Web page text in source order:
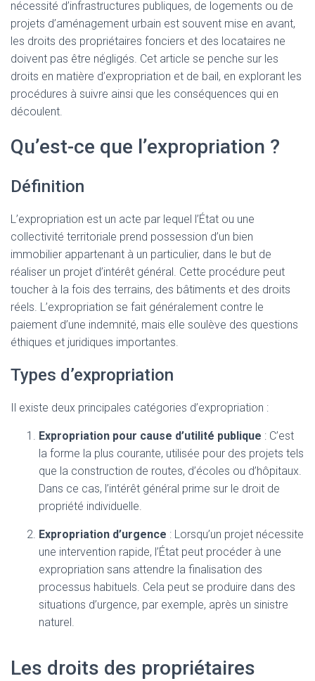
nécessité d’infrastructures publiques, de logements ou de
projets d’aménagement urbain est souvent mise en avant,
les droits des propriétaires fonciers et des locataires ne
doivent pas être négligés. Cet article se penche sur les
droits en matière d’expropriation et de bail, en explorant les
procédures à suivre ainsi que les conséquences qui en
découlent.
Qu’est-ce que l’expropriation ?
Définition
L’expropriation est un acte par lequel l’État ou une
collectivité territoriale prend possession d’un bien
immobilier appartenant à un particulier, dans le but de
réaliser un projet d’intérêt général. Cette procédure peut
toucher à la fois des terrains, des bâtiments et des droits
réels. L’expropriation se fait généralement contre le
paiement d’une indemnité, mais elle soulève des questions
éthiques et juridiques importantes.
Types d’expropriation
Il existe deux principales catégories d’expropriation :
Expropriation pour cause d’utilité publique : C’est
la forme la plus courante, utilisée pour des projets tels
que la construction de routes, d’écoles ou d’hôpitaux.
Dans ce cas, l’intérêt général prime sur le droit de
propriété individuelle.
Expropriation d’urgence : Lorsqu’un projet nécessite
une intervention rapide, l’État peut procéder à une
expropriation sans attendre la finalisation des
processus habituels. Cela peut se produire dans des
situations d’urgence, par exemple, après un sinistre
naturel.
Les droits des propriétaires